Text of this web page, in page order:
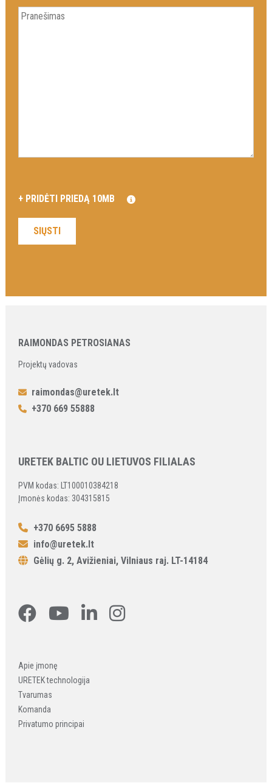
RAIMONDAS PETROSIANAS
Projektų vadovas
raimondas@uretek.lt
+370 669 55888
URETEK BALTIC OU LIETUVOS FILIALAS
PVM kodas: LT100010384218
Įmonės kodas: 304315815
+370 6695 5888
info@uretek.lt
Gėlių g. 2, Avižieniai, Vilniaus raj. LT-14184
Apie įmonę
URETEK technologija
Tvarumas
Komanda
Privatumo principai